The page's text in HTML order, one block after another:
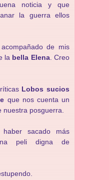
noticia y que
la guerra ellos
de mis
la bella Elena. Creo
Lobos sucios
que nos cuenta un
posguerra.
sacado más
peli digna de